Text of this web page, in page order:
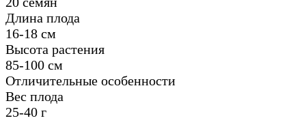
Длина плода
16-18 см
Высота растения
85-100 см
Отличительные особенности
Вес плода
25-40 г